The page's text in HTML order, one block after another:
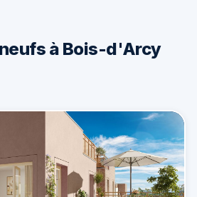
à Bois-d'Arcy